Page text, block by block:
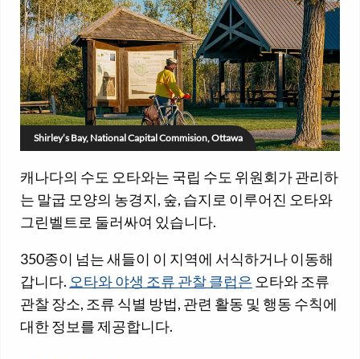
Shirley’s Bay, National Capital Commision, Ottawa
캐나다의 수도 오타와는 국립 수도 위원회가 관리하
는 말굽 모양의 농경지, 숲, 습지로 이루어진 오타와
그린벨트로 둘러싸여 있습니다.
350종이 넘는 새들이 이 지역에 서식하거나 이동해
갑니다. 오타와 야생 조류 관찰 클럽은 오타와 조류
관찰 장소, 조류 식별 방법, 관련 활동 및 행동 수칙에
대한 정보를 제공합니다.